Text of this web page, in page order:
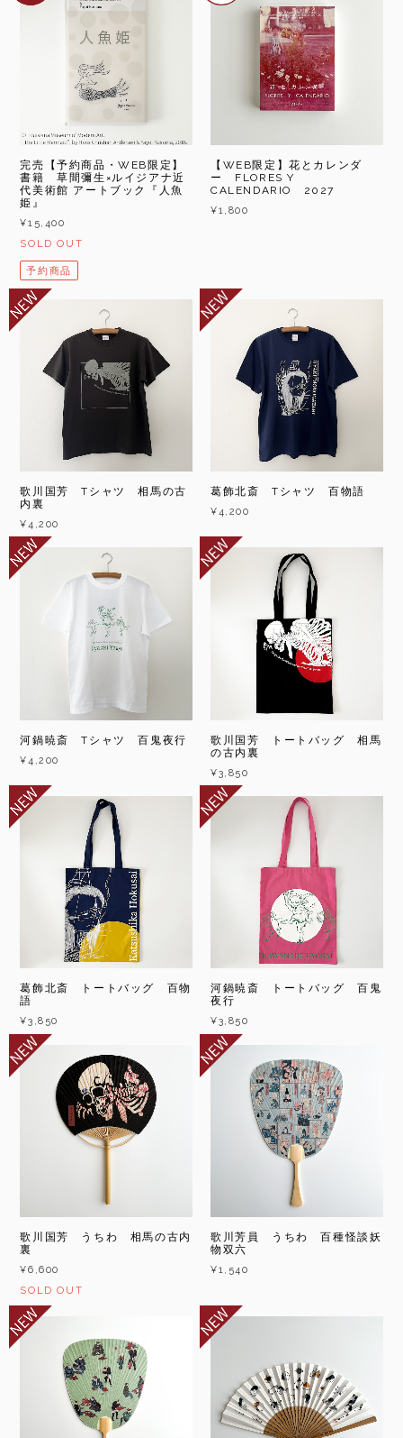
完売【予約商品・WEB限定】
書籍 草間彌生×ルイジアナ近
代美術館 アートブック『人魚
姫』
¥15,400
SOLD OUT
予約商品
【WEB限定】花とカレンダ
ー FLORES Y
CALENDARIO 2027
¥1,800
歌川国芳 Tシャツ 相馬の古
内裏
¥4,200
葛飾北斎 Tシャツ 百物語
¥4,200
河鍋暁斎 Tシャツ 百鬼夜行
¥4,200
歌川国芳 トートバッグ 相馬
の古内裏
¥3,850
葛飾北斎 トートバッグ 百物
語
¥3,850
河鍋暁斎 トートバッグ 百鬼
夜行
¥3,850
歌川国芳 うちわ 相馬の古内
裏
¥6,600
SOLD OUT
歌川芳員 うちわ 百種怪談妖
物双六
¥1,540